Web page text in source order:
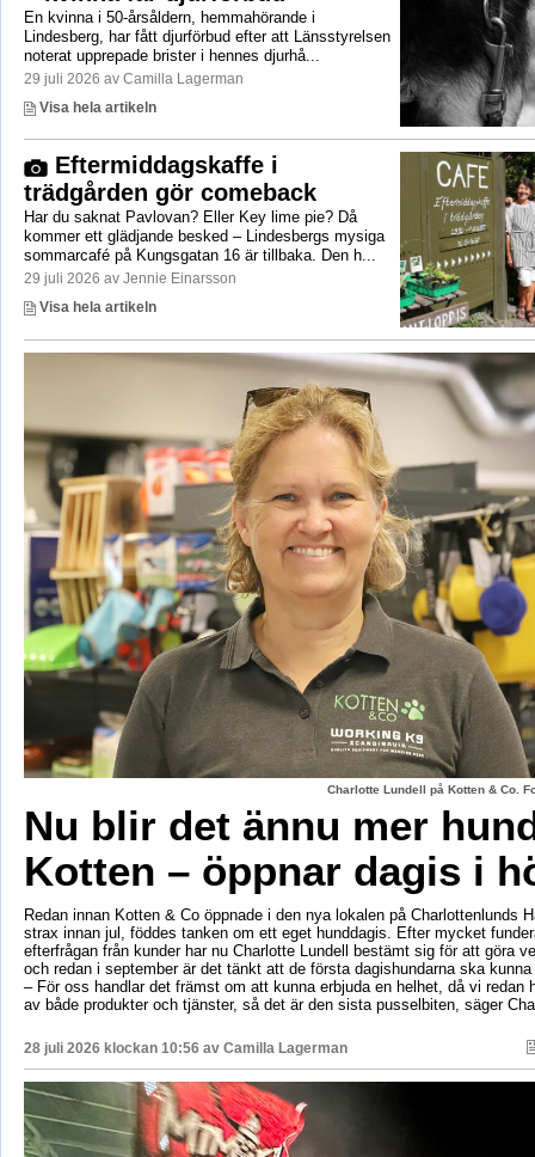
En kvinna i 50-årsåldern, hemmahörande i
Lindesberg, har fått djurförbud efter att Länsstyrelsen
noterat upprepade brister i hennes djurhå...
29 juli 2026 av Camilla Lagerman
Visa hela artikeln
Eftermiddagskaffe i
trädgården gör comeback
Har du saknat Pavlovan? Eller Key lime pie? Då
kommer ett glädjande besked – Lindesbergs mysiga
sommarcafé på Kungsgatan 16 är tillbaka. Den h...
29 juli 2026 av Jennie Einarsson
Visa hela artikeln
Charlotte Lundell på Kotten & Co.
Nu blir det ännu mer
Kotten – öppnar dagis i
Redan innan Kotten & Co öppnade i den nya lokalen på Charlottenlunds
strax innan jul, föddes tanken om ett eget hunddagis. Efter mycket
efterfrågan från kunder har nu Charlotte Lundell bestämt sig för att göra
och redan i september är det tänkt att de första dagishundarna ska
– För oss handlar det främst om att kunna erbjuda en helhet, då vi redan
av både produkter och tjänster, så det är den sista pusselbiten, säger
28 juli 2026 klockan 10:56 av Camilla Lagerman